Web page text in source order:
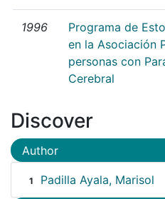
1996
Programa de
en la Asociación
personas con
Cerebral
Discover
Author
1 Padilla Ayala, Marisol